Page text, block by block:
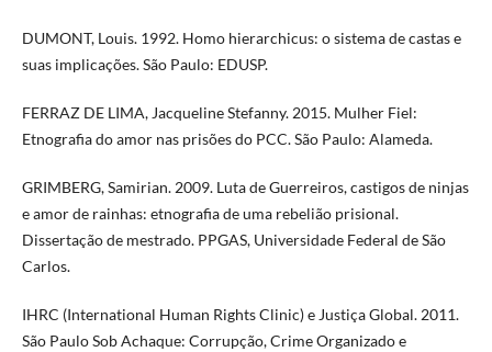
DUMONT, Louis. 1992. Homo hierarchicus: o sistema de castas e
suas implicações. São Paulo: EDUSP.
FERRAZ DE LIMA, Jacqueline Stefanny. 2015. Mulher Fiel:
Etnografia do amor nas prisões do PCC. São Paulo: Alameda.
GRIMBERG, Samirian. 2009. Luta de Guerreiros, castigos de ninjas
e amor de rainhas: etnografia de uma rebelião prisional.
Dissertação de mestrado. PPGAS, Universidade Federal de São
Carlos.
IHRC (International Human Rights Clinic) e Justiça Global. 2011.
São Paulo Sob Achaque: Corrupção, Crime Organizado e